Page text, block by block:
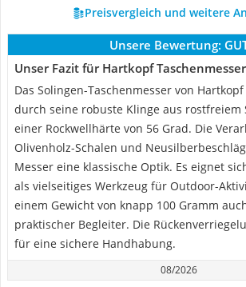
Preisvergleich und weitere
Unsere Bewertung:
Unser Fazit für Hartkopf
Das Solingen-Taschenmesser von
durch seine robuste Klinge aus rostfreiem
einer Rockwellhärte von 56 Grad. Die
Olivenholz-Schalen und
Messer eine klassische Optik. Es eignet
als vielseitiges Werkzeug für Outdoor-
einem Gewicht von knapp 100 Gramm
praktischer Begleiter. Die
für eine sichere Handhabung.
08/2026